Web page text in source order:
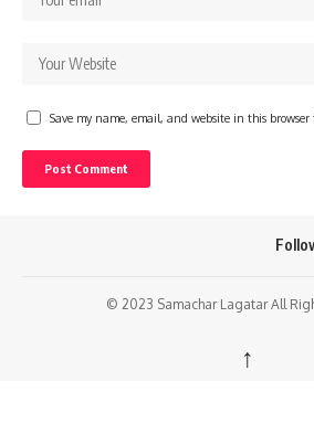
Save my name, email, and website in this
© 2023 Samachar Lagatar All
↑